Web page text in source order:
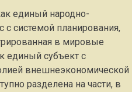
единый народно-
системой планирования,
в мировые
единый субъект с
внешнеэкономической
разделена на части, в